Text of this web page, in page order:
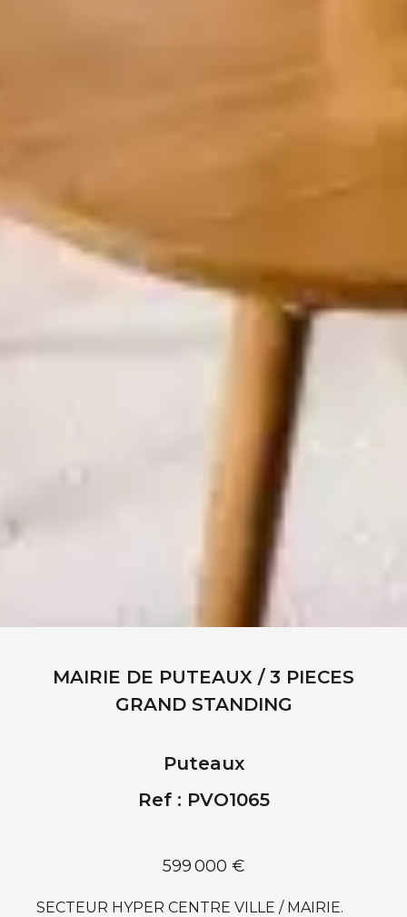
MAIRIE DE PUTEAUX / 3 PIECES
GRAND STANDING
Puteaux
Ref : PVO1065
599 000 €
SECTEUR HYPER CENTRE VILLE / MAIRIE.